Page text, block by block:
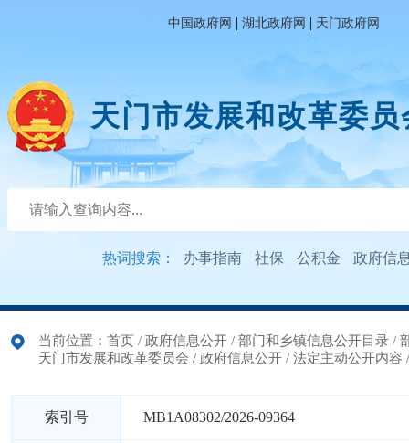
中国政府网 | 湖北政府网 | 天门政府网
天门市发展和改革委员
热词搜索： 办事指南 社保 公积金 政府信
当前位置： 首页 / 政府信息公开 / 部门和乡镇信息公开目录 /
天门市发展和改革委员会 / 政府信息公开 / 法定主动公开内容
索引号 MB1A08302/2026-09364